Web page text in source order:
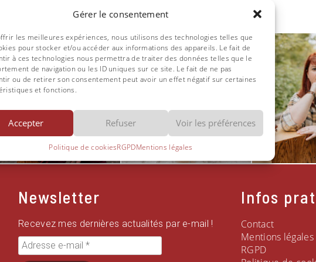
Gérer le consentement
les meilleures expériences, nous utilisons des technologies telles que
pour stocker et/ou accéder aux informations des appareils. Le fait de
à ces technologies nous permettra de traiter des données telles que le
de navigation ou les ID uniques sur ce site. Le fait de ne pas
ou de retirer son consentement peut avoir un effet négatif sur certaines
et fonctions.
Accepter Refuser Voir les préférences
Politique de cookiesRGPDMentions légales
Newsletter
Recevez mes dernières actualités par e-mail !
Adresse
e-
Infos
Contact
Mentions légales
RGPD